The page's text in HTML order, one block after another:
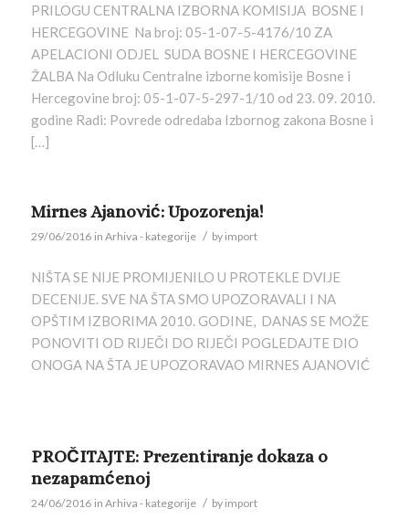
PRILOGU CENTRALNA IZBORNA KOMISIJA BOSNE I
HERCEGOVINE Na broj: 05-1-07-5-4176/10 ZA
APELACIONI ODJEL SUDA BOSNE I HERCEGOVINE
ŽALBA Na Odluku Centralne izborne komisije Bosne i
Hercegovine broj: 05-1-07-5-297-1/10 od 23. 09. 2010.
godine Radi: Povrede odredaba Izbornog zakona Bosne i
[…]
Mirnes Ajanović: Upozorenja!
29/06/2016 in Arhiva - kategorije / by import
NIŠTA SE NIJE PROMIJENILO U PROTEKLE DVIJE
DECENIJE. SVE NA ŠTA SMO UPOZORAVALI I NA
OPŠTIM IZBORIMA 2010. GODINE, DANAS SE MOŽE
PONOVITI OD RIJEČI DO RIJEČI POGLEDAJTE DIO
ONOGA NA ŠTA JE UPOZORAVAO MIRNES AJANOVIĆ
PROČITAJTE: Prezentiranje dokaza o
nezapamćenoj
24/06/2016 in Arhiva - kategorije / by import